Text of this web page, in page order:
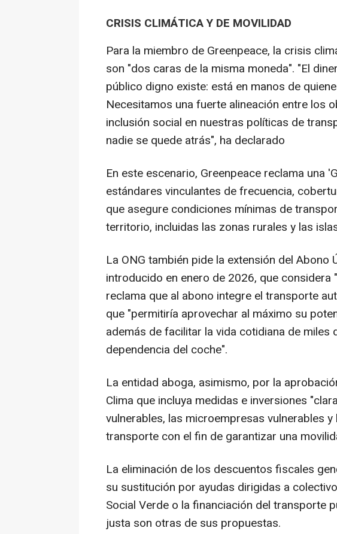
CRISIS CLIMÁTICA Y DE MOVILIDAD
Para la miembro de Greenpeace, la crisis
son "dos caras de la misma moneda". "El
público digno existe: está en manos de
Necesitamos una fuerte alineación entre los
inclusión social en nuestras políticas de
nadie se quede atrás", ha declarado
En este escenario, Greenpeace reclama una
estándares vinculantes de frecuencia,
que asegure condiciones mínimas de
territorio, incluidas las zonas rurales y las
La ONG también pide la extensión del Abono
introducido en enero de 2026, que considera
reclama que al abono integre el transporte
que "permitiría aprovechar al máximo su
además de facilitar la vida cotidiana de miles
dependencia del coche".
La entidad aboga, asimismo, por la
Clima que incluya medidas e inversiones
vulnerables, las microempresas vulnerables
transporte con el fin de garantizar una
La eliminación de los descuentos fiscales
su sustitución por ayudas dirigidas a
Social Verde o la financiación del transporte
justa son otras de sus propuestas.